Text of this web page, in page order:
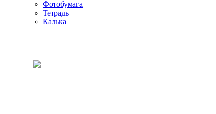
Фотобумага
Тетрадь
Калька